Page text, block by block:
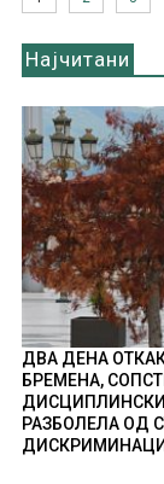
Најчитани
ДВА ДЕНА
БРЕМЕНА,
ДИСЦИПЛИНСКИ
РАЗБОЛЕЛА ОД